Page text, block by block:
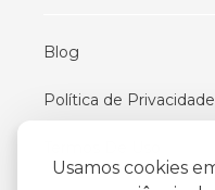
Usamos cookies
Blog
Política de Privacidade